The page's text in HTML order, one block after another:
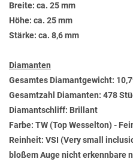
Breite: ca. 25 mm
Höhe: ca. 25 mm
Stärke: ca. 8,6 mm
Diamanten
Gesamtes Diamantgewicht:
Gesamtzahl Diamanten: 478
Diamantschliff: Brillant
Farbe: TW (Top Wesselton) -
Reinheit: VSI (Very small
bloßem Auge nicht erkennbare